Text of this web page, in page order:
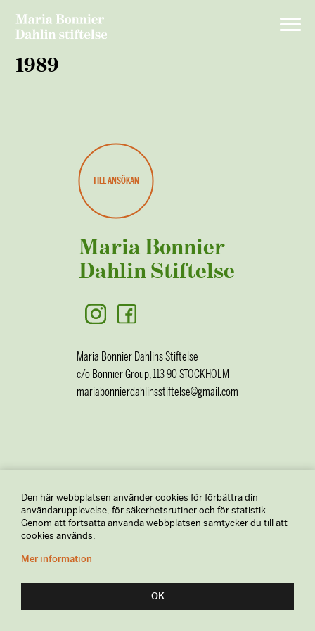
1989
TILL ANSÖKAN
Maria Bonnier
Dahlin Stiftelse
Maria Bonnier Dahlins Stiftelse
c/o Bonnier Group, 113 90 STOCKHOLM
mariabonnierdahlinsstiftelse@gmail.com
Den här webbplatsen använder cookies för förbättra din
användarupplevelse, för säkerhetsrutiner och för statistik.
Genom att fortsätta använda webbplatsen samtycker du till att
cookies används.
Mer information
OK